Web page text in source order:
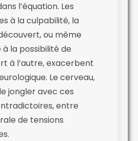
l’équation. Les
à la culpabilité, la
ou même
à la possibilité de
à l’autre, exacerbent
Le cerveau,
jongler avec ces
entre
de tensions